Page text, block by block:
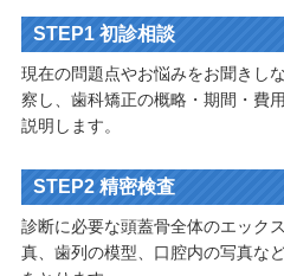
STEP1 初診相談
現在の問題点やお悩みをお聞きし
察し、歯科矯正の概略・期間・費
説明します。
STEP2 精密検査
診断に必要な頭蓋骨全体のエック
真、歯列の模型、口腔内の写真な